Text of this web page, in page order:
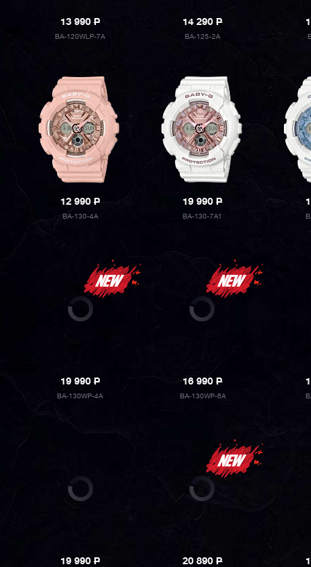
13 990P
BA-120WLP-7A
14 290P
BA-125-2A
12 990P
BA-130-4A
19 990P
BA-130-7A1
19 990P
BA-130WP-4A
16 990P
BA-130WP-6A
19 990P 20 890P